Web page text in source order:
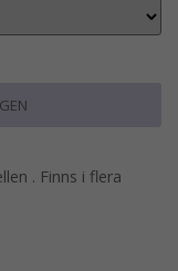
. Finns i flera